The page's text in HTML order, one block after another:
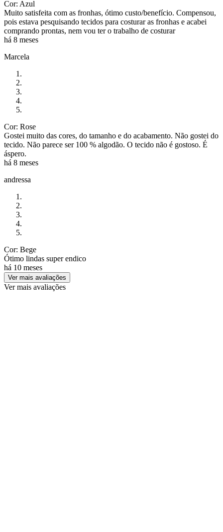
Cor: Azul
Muito satisfeita com as fronhas, ótimo custo/benefício. Compensou,
pois estava pesquisando tecidos para costurar as fronhas e acabei
comprando prontas, nem vou ter o trabalho de costurar
há 8 meses
Marcela
Cor: Rose
Gostei muito das cores, do tamanho e do acabamento. Não gostei do
tecido. Não parece ser 100 % algodão. O tecido não é gostoso. É
áspero.
há 8 meses
andressa
Cor: Bege
Ótimo lindas super endico
há 10 meses
Ver mais avaliações
Ver mais avaliações